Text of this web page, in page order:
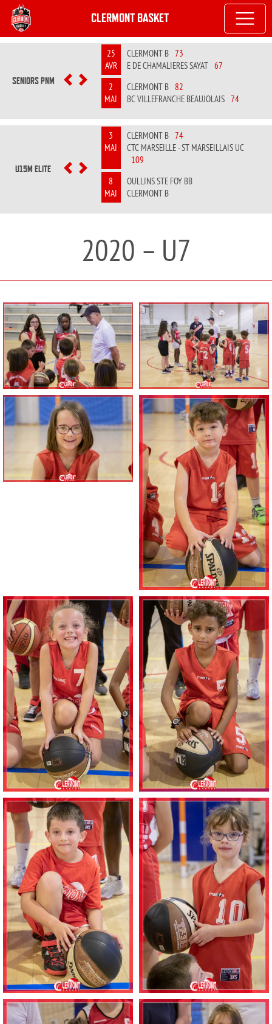
CLERMONT BASKET
SENIORS PNM PREVIOUS
NEXT
25
AVR
CLERMONT B 73
E DE CHAMALIERES SAYAT 67
2
MAI
CLERMONT B 82
BC VILLEFRANCHE BEAUJOLAIS 74
U15M ELITE PREVIOUS
NEXT
3
MAI
CLERMONT B 74
CTC MARSEILLE - ST MARSEILLAIS UC
109
8
MAI
OULLINS STE FOY BB
CLERMONT B
2020 – U7